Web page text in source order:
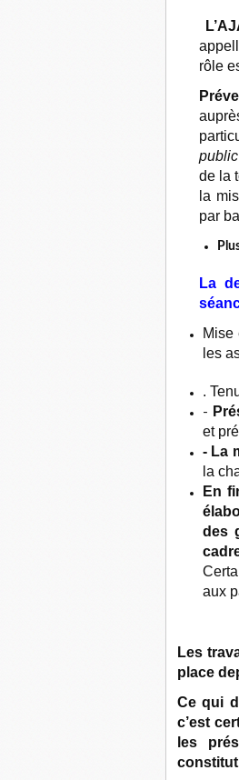
rôle
de la
la
par
La
Mise
les
.
-
et
- La
la
En
des
aux
Les
place
Ce qui
c’est
les